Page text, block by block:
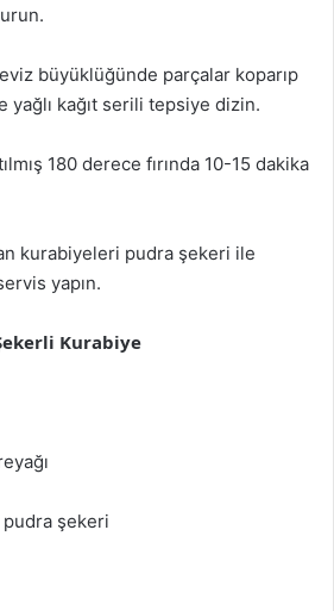
büyüklüğünde parçalar koparıp
yağlı kağıt serili tepsiye dizin.
180 derece fırında 10-15 dakika
kurabiyeleri pudra şekeri ile
yapın.
Kurabiye
pudra şekeri